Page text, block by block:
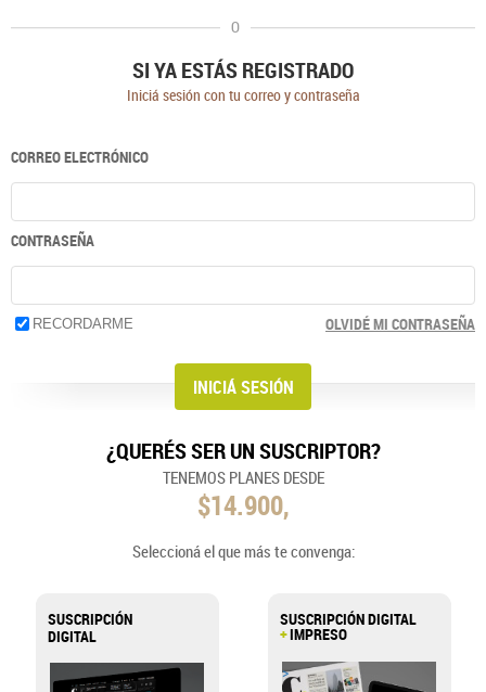
O
SI YA ESTÁS REGISTRADO
Iniciá sesión con tu correo y contraseña
CORREO ELECTRÓNICO
CONTRASEÑA
RECORDARME OLVIDÉ MI CONTRASEÑA
¿QUERÉS SER UN SUSCRIPTOR?
TENEMOS PLANES DESDE
$14.900,
Seleccioná el que más te convenga:
SUSCRIPCIÓN
DIGITAL
SUSCRIPCIÓN DIGITAL
+IMPRESO
>